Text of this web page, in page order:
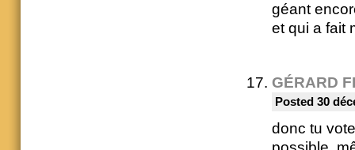
géant
et qui a fait
GÉRARD
Posted 30
donc tu